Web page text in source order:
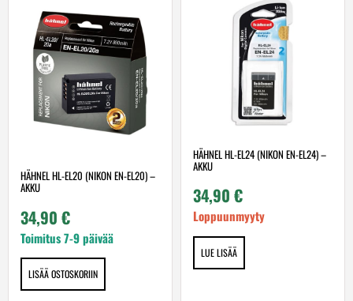
HÄHNEL HL-EL20 (NIKON EN-EL20) –
AKKU
34,90 €
Toimitus 7-9 päivää
LISÄÄ OSTOSKORIIN
HÄHNEL HL-EL24 (NIKON EN-EL24) –
AKKU
34,90 €
Loppuunmyyty
LUE LISÄÄ